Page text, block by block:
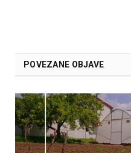
POVEZANE OBJAVE